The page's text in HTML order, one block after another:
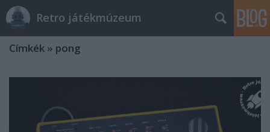
Retro játékmúzeum
Címkék » pong